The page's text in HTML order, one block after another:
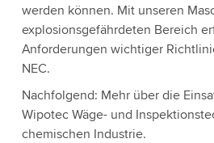
werden können. Mit unseren
explosionsgefährdeten Bereich
Anforderungen wichtiger
NEC.
Nachfolgend: Mehr über die
Wipotec Wäge- und
chemischen Industrie.